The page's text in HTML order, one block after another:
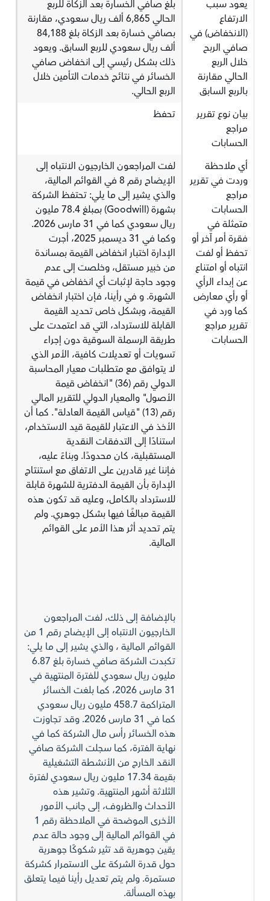
يعود سبب
الارتفاع
(الانخفاض) في
صافي الربح
خلال الربع
الحالي مقارنة
بالربع السابق
بلغ صافي الخسارة بعد الزكاة للربع
الحالي 6,865 ألف ريال سعودي، مقارنة
بصافي خسارة بعد الزكاة بلغ 84,188
ألف ريال سعودي للربع السابق. ويعود
ذلك بشكل رئيسي إلى انخفاض صافي
الخسائر في نتائج خدمات التأمين خلال
الربع الحالي.
بيان نوع تقرير
مراجع
الحسابات
تحفظ
أي ملاحظة
وردت في تقرير
مراجع
الحسابات
متمثلة في
فقرة أمر آخر أو
تحفظ أو لفت
انتباه أو امتناع
عن إبداء الرأي
أو رأي معارض
كما ورد في
تقرير مراجع
الحسابات
لفت المراجعون الخارجيون الانتباه إلى
الإيضاح رقم 8 في القوائم المالية،
والذي يشير إلى ما يلي: تحتفظ الشركة
بشهرة (Goodwill) بمبلغ 78.4 مليون
ريال سعودي كما في 31 مارس 2026.
وكما في 31 ديسمبر 2025، أجرت
الإدارة اختبار انخفاض القيمة بمساندة
من خبير مستقل، وخلصت إلى عدم
وجود حاجة لإثبات أي انخفاض في قيمة
الشهرة. و في رأينا، فإن اختبار انخفاض
القيمة، وبشكل خاص تحديد القيمة
القابلة للاسترداد، التي قد اعتمدت على
طريقة الرسملة السوقية دون إجراء
تسويات أو تعديلات كافية، الأمر الذي
لا يتوافق مع متطلبات معيار المحاسبة
الدولي رقم (36) "انخفاض قيمة
الأصول" والمعيار الدولي للتقرير المالي
رقم (13) "قياس القيمة العادلة". كما أن
الأخذ في الاعتبار للقيمة قيد الاستخدام،
استنادًا إلى التدفقات النقدية
المستقبلية، كان محدودًا. وبناءً عليه،
فإننا غير قادرين على الاتفاق مع استنتاج
الإدارة بأن القيمة الدفترية للشهرة قابلة
للاسترداد بالكامل، وعليه قد تكون هذه
القيمة مبالغًا فيها بشكل جوهري. ولم
يتم تحديد أثر هذا الأمر على القوائم
المالية.
بالإضافة إلى ذلك، لفت المراجعون
الخارجيون الانتباه إلى الإيضاح رقم 1 من
القوائم المالية ، والذي يشير إلى ما يلي:
تكبدت الشركة صافي خسارة بلغ 6.87
مليون ريال سعودي للفترة المنتهية في
31 مارس 2026، كما بلغت الخسائر
المتراكمة 458.7 مليون ريال سعودي
كما في 31 مارس 2026. وقد تجاوزت
هذه الخسائر رأس مال الشركة كما في
نهاية الفترة، كما سجلت الشركة صافي
النقد الخارج من الأنشطة التشغيلية
بقيمة 17.34 مليون ريال سعودي لفترة
الثلاثة أشهر المنتهية. وتشير هذه
الأحداث والظروف، إلى جانب الأمور
الأخرى الموضحة في الملاحظة رقم 1
في القوائم المالية إلى وجود حالة عدم
يقين جوهرية قد تثير شكوكًا جوهرية
حول قدرة الشركة على الاستمرار كشركة
مستمرة. ولم يتم تعديل رأينا فيما يتعلق
بهذه المسألة.